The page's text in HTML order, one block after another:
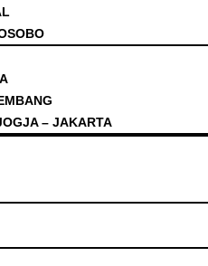
– JAKARTA